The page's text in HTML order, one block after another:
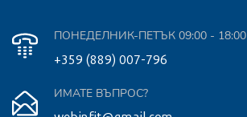
ПОНЕДЕЛНИК-ПЕТЪК 09:00 - 18:00
+359 (889) 007-796
ИМАТЕ ВЪПРОС?